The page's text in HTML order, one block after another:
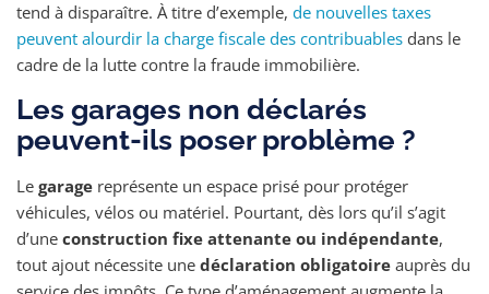
tend à disparaître. À titre d’exemple, de nouvelles taxes
peuvent alourdir la charge fiscale des contribuables dans le
cadre de la lutte contre la fraude immobilière.
Les garages non déclarés
peuvent-ils poser problème ?
Le garage représente un espace prisé pour protéger
véhicules, vélos ou matériel. Pourtant, dès lors qu’il s’agit
d’une construction fixe attenante ou indépendante,
tout ajout nécessite une déclaration obligatoire auprès du